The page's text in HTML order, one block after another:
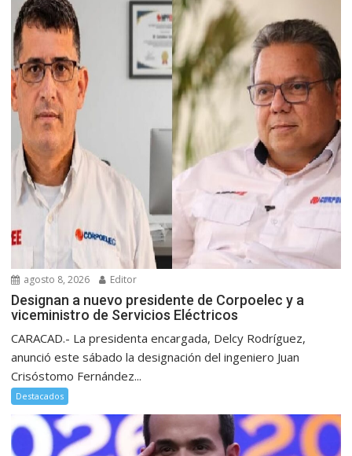
agosto 8, 2026 Editor
Designan a nuevo presidente de Corpoelec y a
viceministro de Servicios Eléctricos
CARACAD.- La presidenta encargada, Delcy Rodríguez,
anunció este sábado la designación del ingeniero Juan
Crisóstomo Fernández...
Destacados